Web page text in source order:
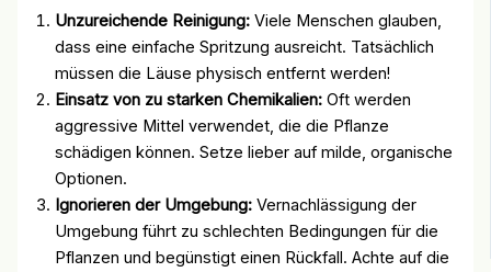
Unzureichende Reinigung: Viele Menschen glauben,
dass eine einfache Spritzung ausreicht. Tatsächlich
müssen die Läuse physisch entfernt werden!
Einsatz von zu starken Chemikalien: Oft werden
aggressive Mittel verwendet, die die Pflanze
schädigen können. Setze lieber auf milde, organische
Optionen.
Ignorieren der Umgebung: Vernachlässigung der
Umgebung führt zu schlechten Bedingungen für die
Pflanzen und begünstigt einen Rückfall. Achte auf die